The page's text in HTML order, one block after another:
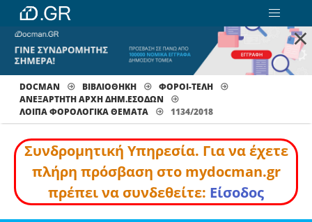
×
DOCMAN ΒΙΒΛΙΟΘΗΚΗ
ΦΟΡΟΙ-ΤΕΛΗ
ΑΝΕΞΑΡΤΗΤΗ ΑΡΧΗ ΔΗΜ.ΕΣΟΔΩΝ
ΛΟΙΠΆ ΦΟΡΟΛΟΓΙΚΆ ΘΈΜΑΤΑ
1134/2018
Συνδρομητική Υπηρεσία. Για να έχετε
πλήρη πρόσβαση στο mydocman.gr
πρέπει να συνδεθείτε: Είσοδος